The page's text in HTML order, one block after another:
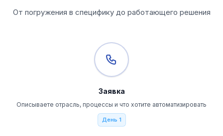
От погружения в специфику до работающего решения
Заявка
Описываете отрасль, процессы и что хотите автоматизировать
День 1